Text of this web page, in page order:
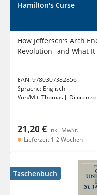
Hamilton's Curse
How Jefferson's Arch
Revolution--and What
EAN:9780307382856
Sprache: Englisch
Von/Mit:Thomas J. Dilorenzo
21,20 € inkl. MwSt.
Lieferzeit 1-2 Wochen
Taschenbuch